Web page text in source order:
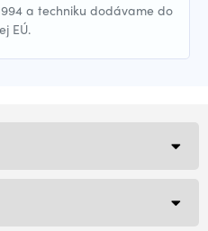
a techniku dodávame do
EÚ.